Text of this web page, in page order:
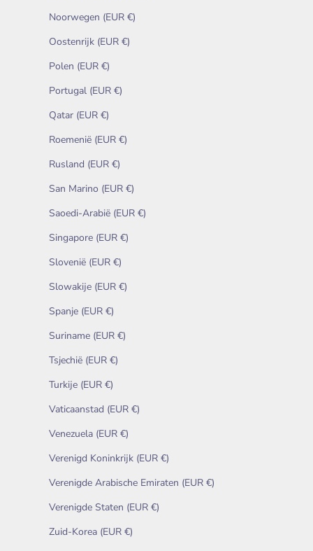
Noorwegen (EUR €)
Oostenrijk (EUR €)
Polen (EUR €)
Portugal (EUR €)
Qatar (EUR €)
Roemenië (EUR €)
Rusland (EUR €)
San Marino (EUR €)
Saoedi-Arabië (EUR €)
Singapore (EUR €)
Slovenië (EUR €)
Slowakije (EUR €)
Spanje (EUR €)
Suriname (EUR €)
Tsjechië (EUR €)
Turkije (EUR €)
Vaticaanstad (EUR €)
Venezuela (EUR €)
Verenigd Koninkrijk (EUR €)
Verenigde Arabische Emiraten (EUR €)
Verenigde Staten (EUR €)
Zuid-Korea (EUR €)